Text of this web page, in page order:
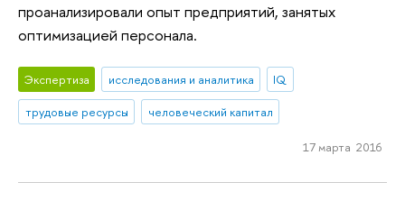
проанализировали опыт предприятий, занятых
оптимизацией персонала.
Экспертиза исследования и аналитика
IQ
трудовые ресурсы
человеческий капитал
17 марта 2016